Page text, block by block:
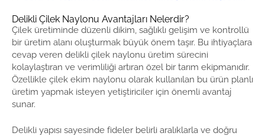
Delikli Çilek Naylonu Avantajları Nelerdir?
Çilek üretiminde düzenli dikim, sağlıklı gelişim ve kontrollü
bir üretim alanı oluşturmak büyük önem taşır. Bu ihtiyaçlara
cevap veren delikli çilek naylonu üretim sürecini
kolaylaştıran ve verimliliği artıran özel bir tarım ekipmanıdır.
Özellikle çilek ekim naylonu olarak kullanılan bu ürün planlı
üretim yapmak isteyen yetiştiriciler için önemli avantaj
sunar.
Delikli yapısı sayesinde fideler belirli aralıklarla ve doğru